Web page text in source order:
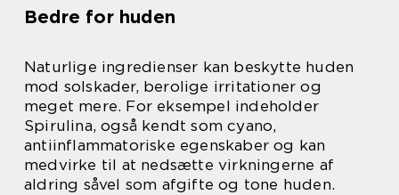
Bedre for huden
Naturlige ingredienser kan beskytte huden
mod solskader, berolige irritationer og
meget mere. For eksempel indeholder
Spirulina, også kendt som cyano,
antiinflammatoriske egenskaber og kan
medvirke til at nedsætte virkningerne af
aldring såvel som afgifte og tone huden.